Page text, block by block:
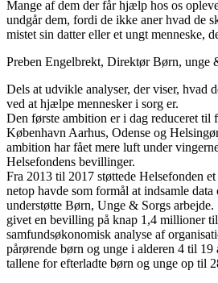
Mange af dem der får hjælp hos os
undgår dem, fordi de ikke aner hvad de
mistet sin datter eller et ungt menneske,
Preben Engelbrekt, Direktør Børn, unge
Dels at udvikle analyser, der viser, hvad
ved at hjælpe mennesker i sorg er.
Den første ambition er i dag reduceret til
København Aarhus, Odense og
ambition har fået mere luft under
Helsefondens bevillinger.
Fra 2013 til 2017 støttede Helsefonden
netop havde som formål at indsamle
understøtte Børn, Unge & Sorgs arbejde.
givet en bevilling på knap 1,4 millioner
samfundsøkonomisk analyse af
pårørende børn og unge i alderen 4 til 19
tallene for efterladte børn og unge op til